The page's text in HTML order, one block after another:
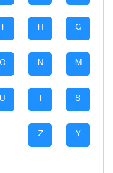
G
H
I
M
N
O
S
T
U
Y
Z